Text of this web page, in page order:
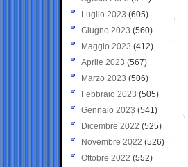
Luglio 2023 (605)
Giugno 2023 (560)
Maggio 2023 (412)
Aprile 2023 (567)
Marzo 2023 (506)
Febbraio 2023 (505)
Gennaio 2023 (541)
Dicembre 2022 (525)
Novembre 2022 (526)
Ottobre 2022 (552)